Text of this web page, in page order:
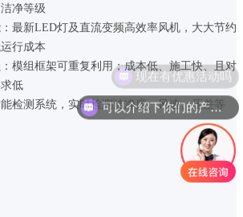
净等级
最新LED灯及直流变频高效率风机，大大节约
行成本
模组框架可重复利用；成本低、施工快、且对
低
检测系统，实时检测洁净度、风速、压差等
可以介绍下你们的产品么
现在有优惠活动吗